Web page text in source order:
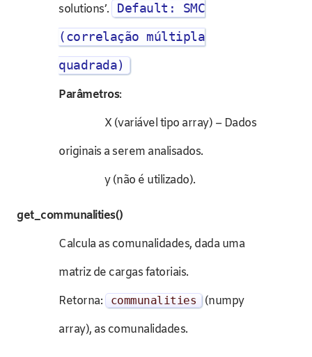
solutions’.
Default: SMC
(correlação múltipla
quadrada)
Parâmetros:
X (variável tipo array) – Dados
originais a serem analisados.
y (não é utilizado).
get_communalities()
Calcula as comunalidades, dada uma
matriz de cargas fatoriais.
Retorna:
communalities
(numpy
array), as comunalidades.